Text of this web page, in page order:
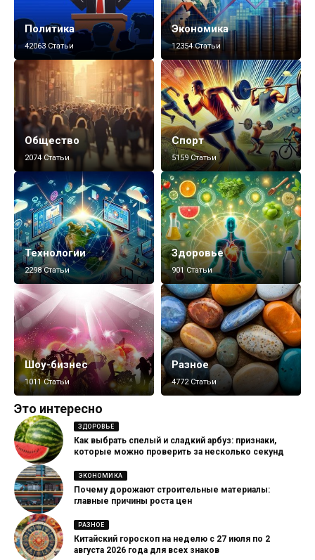
Политика
42063 Статьи
Экономика
12354 Статьи
Общество
2074 Статьи
Спорт
5159 Статьи
Технологии
2298 Статьи
Здоровье
901 Статьи
Шоу-бизнес
1011 Статьи
Разное
4772 Статьи
Это интересно
ЗДОРОВЬЕ
Как выбрать спелый и сладкий арбуз: признаки,
которые можно проверить за несколько секунд
ЭКОНОМИКА
Почему дорожают строительные материалы:
главные причины роста цен
РАЗНОЕ
Китайский гороскоп на неделю с 27 июля по 2
августа 2026 года для всех знаков